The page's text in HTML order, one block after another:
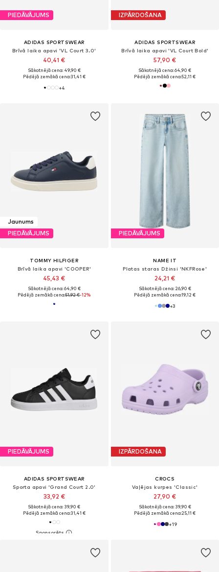
PIEDĀVĀJUMS
ADIDAS SPORTSWEAR
Brīvā laika apavi 'VL Court 3.0'
40,41 €
Sākotnējā cena: 49,90 €
Pēdējā zemākā cena:31,41 €
+4
IZPĀRDOŠANA
ADIDAS SPORTSWEAR
Brīvā laika apavi 'VL Court Bold'
57,90 €
Sākotnējā cena: 64,90 €
Pēdējā zemākā cena:52,11 €
Jaunums
PIEDĀVĀJUMS
TOMMY HILFIGER
Brīvā laika apavi 'COOPER'
45,43 €
Sākotnējā cena: 64,90 €
Pēdējā zemākā cena:51,92 €-12%
PIEDĀVĀJUMS
NAME IT
Platas staras Džinsi 'NKFRose'
24,21 €
Sākotnējā cena: 26,90 €
Pēdējā zemākā cena:19,12 €
+3
PIEDĀVĀJUMS
ADIDAS SPORTSWEAR
Sporta apavi 'Grand Court 2.0'
33,92 €
Sākotnējā cena: 39,90 €
Pēdējā zemākā cena:31,41 €
IZPĀRDOŠANA
CROCS
Vaļējas kurpes 'Classic'
27,90 €
Sākotnējā cena: 39,90 €
Pēdējā zemākā cena:25,11 €
+19